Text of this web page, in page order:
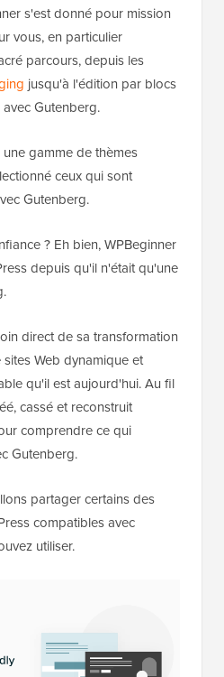
s'est donné pour mission
vous, en particulier
parcours, depuis les
jusqu'à l'édition par blocs
Gutenberg.
gamme de thèmes
ceux qui sont
Gutenberg.
? Eh bien, WPBeginner
depuis qu'il n'était qu'une
direct de sa transformation
Web dynamique et
qu'il est aujourd'hui. Au fil
cassé et reconstruit
comprendre ce qui
Gutenberg.
partager certains des
compatibles avec
utiliser.